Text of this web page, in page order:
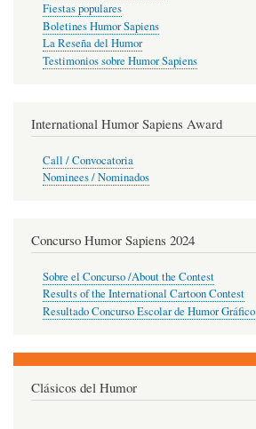
Fiestas populares
Boletines Humor Sapiens
La Reseña del Humor
Testimonios sobre Humor Sapiens
International Humor Sapiens Award
Call / Convocatoria
Nominees / Nominados
Concurso Humor Sapiens 2024
Sobre el Concurso /About the Contest
Results of the International Cartoon Contest
Resultado Concurso Escolar de Humor Gráfico
Clásicos del Humor